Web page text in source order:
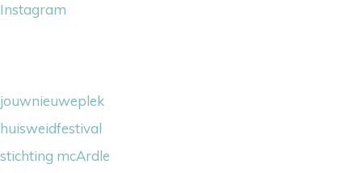
Instagram
jouwnieuweplek
huisweidfestival
stichting mcArdle